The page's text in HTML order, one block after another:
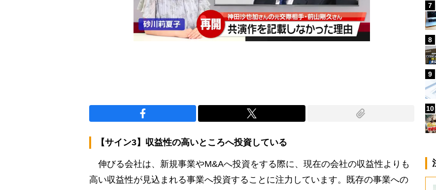
【サイン3】収益性の高いところへ投資している
伸びる会社は、新規事業やM&Aへ投資をする際に、現在の会社の収益性よりも
高い収益性が見込まれる事業へ投資することに注力しています。既存の事業への
7
8
9
10